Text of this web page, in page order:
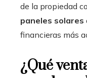
de la propiedad
paneles solares
financieras más
¿Qué